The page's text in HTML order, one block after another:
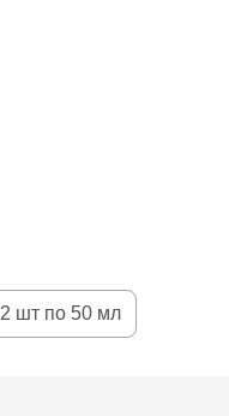
2 шт по 50 мл